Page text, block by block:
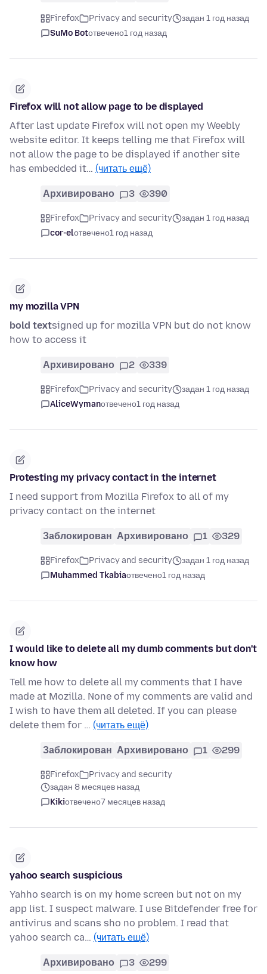
Firefox Privacy and security
задан 1 год назад
SuMo Botотвечено1 год назад
Firefox will not allow page to be displayed
After last update Firefox will not open my Weebly
website editor. It keeps telling me that Firefox will
not allow the page to be displayed if another site
has embedded it… (читать ещё)
Архивировано 3 390
Firefox Privacy and security
задан 1 год назад
cor-elотвечено1 год назад
my mozilla VPN
bold textsigned up for mozilla VPN but do not know
how to access it
Архивировано 2 339
Firefox Privacy and security
задан 1 год назад
AliceWymanотвечено1 год назад
Protesting my privacy contact in the internet
I need support from Mozilla Firefox to all of my
privacy contact on the internet
Заблокирован Архивировано 1 329
Firefox Privacy and security
задан 1 год назад
Muhammed Tkabiaотвечено1 год назад
I would like to delete all my dumb comments but don't
know how
Tell me how to delete all my comments that I have
made at Mozilla. None of my comments are valid and
I wish to have them all deleted. If you can please
delete them for … (читать ещё)
Заблокирован Архивировано 1 299
Firefox
Privacy and security
задан 8 месяцев назад
Kikiотвечено7 месяцев назад
yahoo search suspicious
Yahho search is on my home screen but not on my
app list. I suspect malware. I use Bitdefender free for
antivirus and scans sho no problem. I read that
yahoo search ca… (читать ещё)
Архивировано 3 299